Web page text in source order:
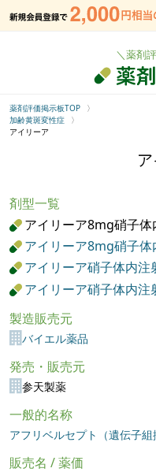
＼薬剤
薬剤評価掲示板TOP
加齢黄斑変性症
アイリーア
剤型一覧
アイリーア8mg硝子
アイリーア8mg硝子
アイリーア硝子体内
アイリーア硝子体内
製造販売元
バイエル薬品
発売・販売元
参天製薬
一般的名称
アフリベルセプト（遺伝子組
販売名 / 薬価